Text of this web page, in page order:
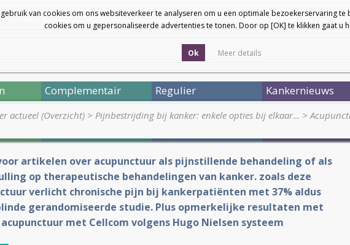
van cookies om ons websiteverkeer te analyseren om u een optimale bezoekerservaring
cookies om u gepersonaliseerde advertenties te tonen. Door op [OK] te klikken gaat u
Ok Meer details
Complementair Regulier Kankernieuws
actueel (Overzicht) > Pijnbestrijding bij kanker: enkele opties bij elkaar… >
artikelen over acupunctuur als pijnstillende behandeling of als
op therapeutische behandelingen van kanker. zoals deze
verlicht chronische pijn bij kankerpatiënten met 37% aldus
gerandomiseerde studie. Plus opmerkelijke resultaten met
acupunctuur met Cellcom volgens Hugo Nielsen systeem